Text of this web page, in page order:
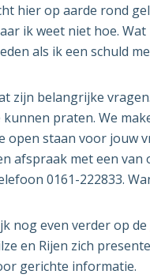
hier op aarde rond
ik weet niet hoe.
als ik een schuld
zijn belangrijke
kunnen praten. We
open staan voor jouw
afspraak met een van
0161-222833.
nog even verder op de
en Rijen zich
gerichte informatie.